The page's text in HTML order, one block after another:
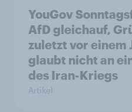
YouGov
AfD gleichauf,
zuletzt vor einem
glaubt nicht an
des Iran-Kriegs
Artikel